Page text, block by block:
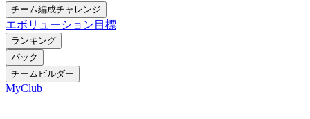
チーム編成チャレンジ
エボリューション 目標
ランキング
パック
チームビルダー
MyClub